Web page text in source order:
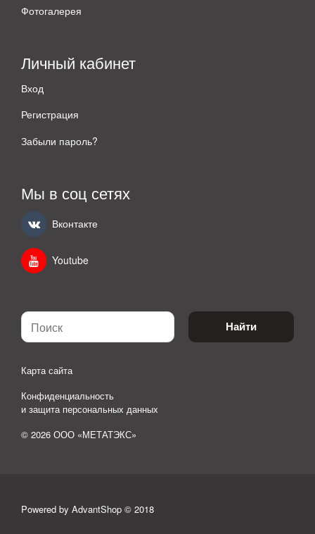
Фотогалерея
Личный кабинет
Вход
Регистрация
Забыли пароль?
Мы в соц сетях
Вконтакте
Youtube
Найти
Карта сайта
Конфиденциальность
и защита персональных данных
© 2026 ООО «МЕТАТЭКС»
Powered by AdvantShop © 2018